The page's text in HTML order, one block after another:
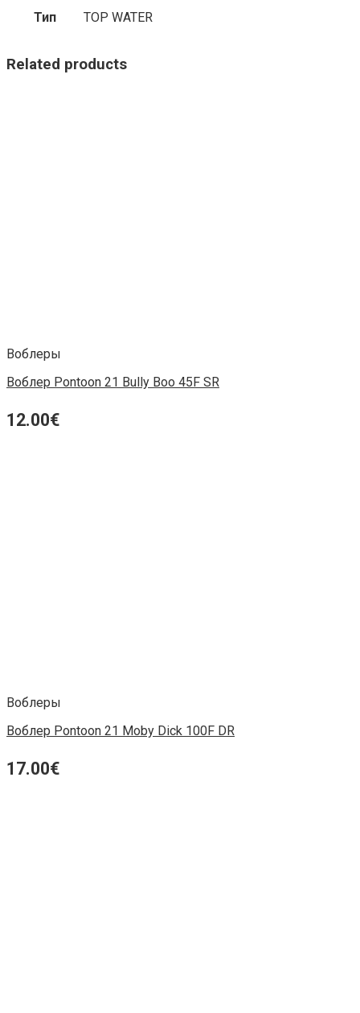
Тип TOP WATER
Related products
Воблеры
Воблер Pontoon 21 Bully Boo 45F SR
12.00€
Воблеры
Воблер Pontoon 21 Moby Dick 100F DR
17.00€